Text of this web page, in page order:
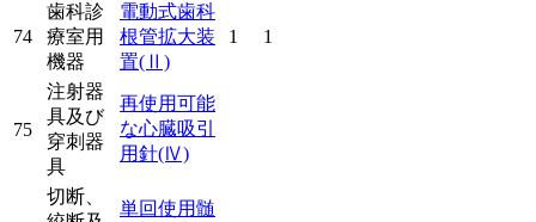
74
歯科診
療室用
機器
電動式歯科
根管拡大装
置(Ⅱ)
1 1
75
注射器
具及び
穿刺器
具
再使用可能
な心臓吸引
用針(Ⅳ)
切断、
単回使用髄